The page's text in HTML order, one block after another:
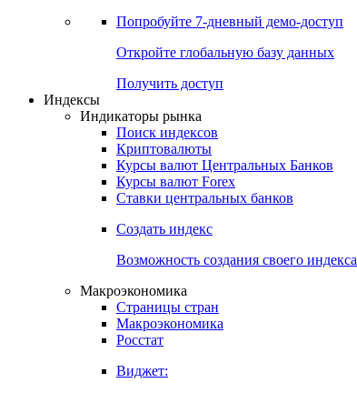
Попробуйте 7-дневный демо-доступ
Откройте глобальную базу данных
Получить доступ
Индексы
Индикаторы рынка
Поиск индексов
Криптовалюты
Курсы валют Центральных Банков
Курсы валют Forex
Ставки центральных банков
Создать индекс
Возможность создания своего индекса
Макроэкономика
Страницы стран
Макроэкономика
Росстат
Виджет: